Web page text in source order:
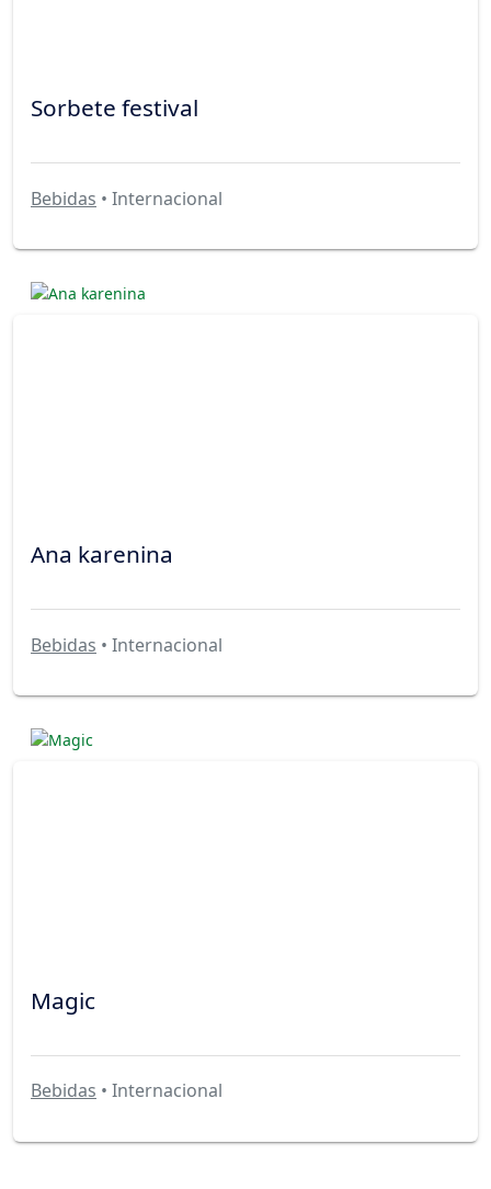
Sorbete festival
Bebidas • Internacional
Ana karenina
Bebidas • Internacional
Magic
Bebidas • Internacional